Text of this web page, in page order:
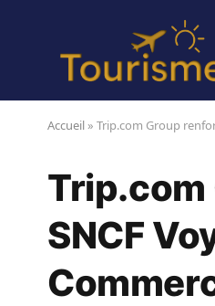
Accueil » Trip.com Group
Trip.com
SNCF